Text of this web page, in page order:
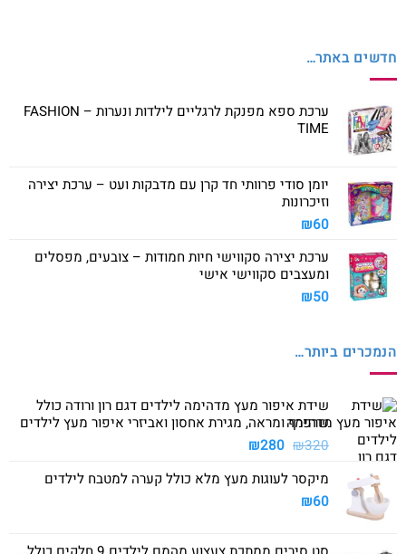
חדשים באתר…
ערכת ספא מפנקת לרגליים לילדות ונערות – FASHION
TIME
יומן סודי פרוותי חד קרן עם מדבקות ועט – ערכת יצירה
וזיכרונות
₪60
ערכת יצירה סקווישי חיות חמודות – צובעים, מפסלים
ומעצבים סקווישי אישי
₪50
הנמכרים ביותר…
שידת איפור מעץ מדהימה לילדים דגם רון ורודה כולל
שרפרף ומראה, מגירת אחסון ואביזרי איפור מעץ לילדים
₪320
המחיר
היה:
₪280 המחיר
הוא:
מיקסר לעוגות מעץ מלא כולל קערה למטבח לילדים
₪60